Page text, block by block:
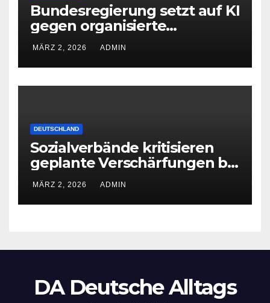
Bundesregierung setzt auf KI
gegen organisierte
Kriminalität
MÄRZ 2, 2026 ADMIN
DEUTSCHLAND
Sozialverbände kritisieren
geplante Verschärfungen bei
der Grundsicherung
MÄRZ 2, 2026 ADMIN
DA Deutsche Alltags